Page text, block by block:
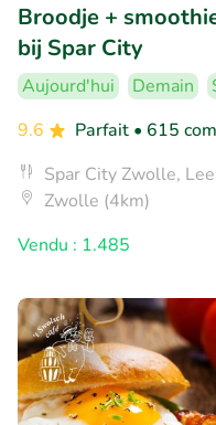
Broodje +
bij Spar City
Aujourd'hui Demain
9.6
Parfait • 615
Spar City Zwolle,
Zwolle (4km)
Vendu : 1.485